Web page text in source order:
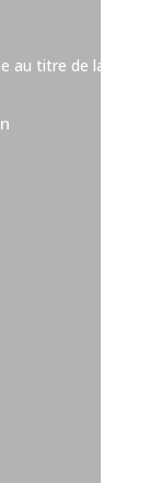
au titre de la